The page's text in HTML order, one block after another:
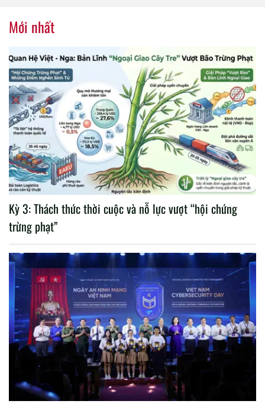
Mới nhất
Kỳ 3: Thách thức thời cuộc và nỗ lực vượt “hội chứng
trừng phạt”